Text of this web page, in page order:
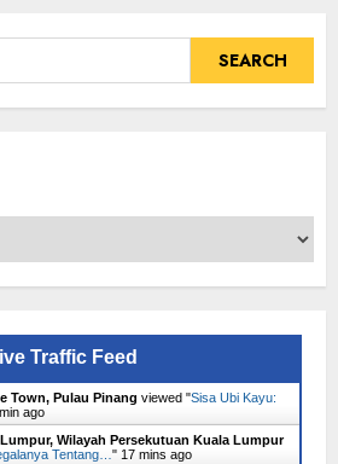
Traffic Feed
Town, Pulau Pinang viewed "Sisa Ubi Kayu:
ago
Wilayah Persekutuan Kuala Lumpur
Tentang… " 17 mins ago